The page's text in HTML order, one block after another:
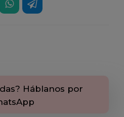
Háblanos por